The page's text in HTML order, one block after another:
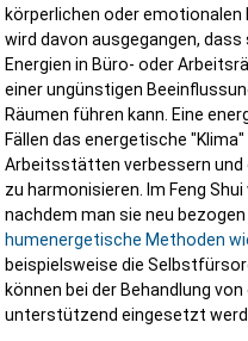
körperlichen oder emotionalen
wird davon ausgegangen,
Energien in Büro- oder
einer ungünstigen
Räumen führen kann. Eine
Fällen das energetische
Arbeitsstätten verbessern und
zu harmonisieren. Im Feng
nachdem man sie neu bezogen
humenergetische Methoden
beispielsweise die
können bei der Behandlung
unterstützend eingesetzt